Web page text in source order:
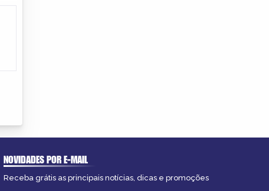
NOVIDADES POR E-MAIL
Receba grátis as principais notícias, dicas e promoções